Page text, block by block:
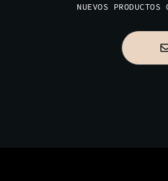
NUEVOS PRODUCTOS